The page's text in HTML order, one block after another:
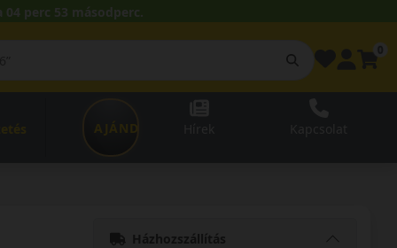
04 perc 52 másodperc.
AJÁNDÉKUTALVÁNY
Házhozszállítás